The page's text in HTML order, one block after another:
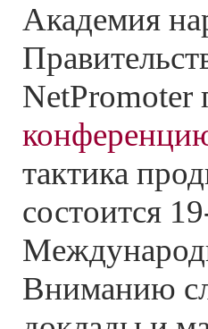
Академия
NetPromoter
тактика
состоится
Вниманию